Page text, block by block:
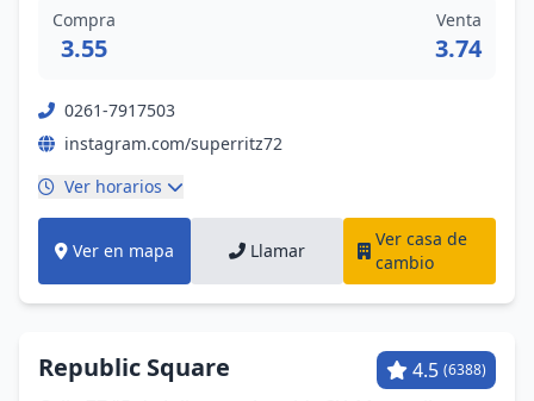
Compra
3.55
Venta
3.74
0261-7917503
instagram.com/superritz72
Ver horarios
Ver en mapa Llamar
Ver casa de
cambio
Republic Square 4.5 (6388)